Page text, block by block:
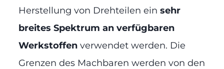
Herstellung von Drehteilen ein sehr
breites Spektrum an verfügbaren
Werkstoffen verwendet werden. Die
Grenzen des Machbaren werden von den